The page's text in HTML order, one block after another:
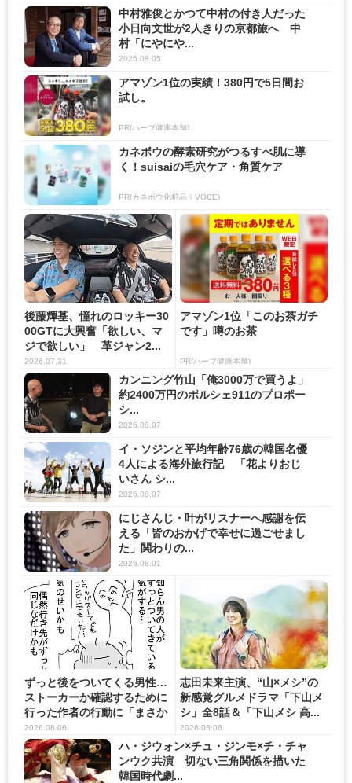
中村雅俊とかつて中村の付き人だった
小日向文世が2人きりの京都旅へ 中
村「にやにや...
2026.08.05
アマゾン1位の実績！380円で5日間お
試し。
PR(ハーブ健康本舗)
カネボウの酵素研究がつるすべ肌に導
く！suisaiの毛穴ケア・角質ケア
PR(カネボウ化粧品｜VOCE)
後藤輝基、憧れのロッキー30
00GTに大興奮「欲しい、マ
ジで欲しい」 革ジャン2...
2026.07.31
アマゾン1位「このお茶ガチ
です」噂のお茶
PR(ハーブ健康本舗)
カンニング竹山「俺3000万で買うよ」
約2400万円のポルシェ911のプロポー
シ...
2026.08.07
イ・ソジンと平均年齢76歳の韓国名優
4人による海外旅行記 「花よりおじ
いさん シ...
2026.08.07
にじさんじ・叶がリスナーへ感謝を伝
える「皆のおかげで幸せに過ごせまし
た」関わりの...
2026.08.01
ずっと後をついてくる男性…
ストーカーか確認するために
行った作者の行動に「まさか
の...
2026.08.06
志田未来主演、“山×メシ”の
新感覚グルメドラマ「下山メ
シ」全8話＆「下山メシ 高...
2026.08.06
ハ・ジウォン×チュ・ジンモ×チ・チャ
ンウク共演 切ない三角関係を描いた
韓国時代劇...